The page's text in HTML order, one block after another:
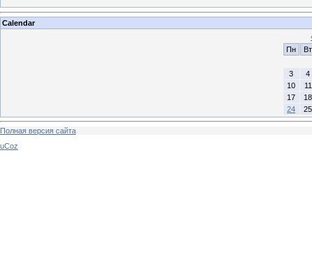
Calendar
Пн
Вт
3
4
10
11
17
18
24
25
Полная версия сайта
uCoz